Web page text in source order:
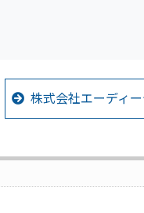
株式会社エーディ